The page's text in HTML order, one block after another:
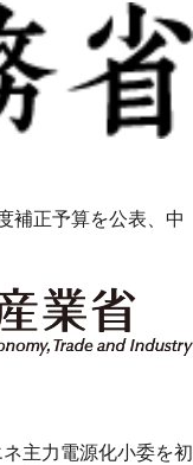
補正予算を公表、中
ネ主力電源化小委を初